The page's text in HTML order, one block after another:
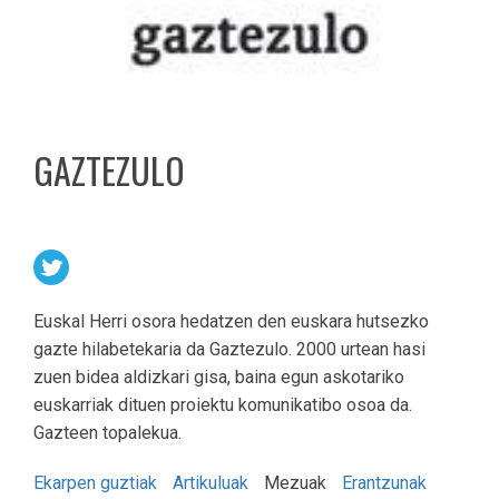
GAZTEZULO
Euskal Herri osora hedatzen den euskara hutsezko
gazte hilabetekaria da Gaztezulo. 2000 urtean hasi
zuen bidea aldizkari gisa, baina egun askotariko
euskarriak dituen proiektu komunikatibo osoa da.
Gazteen topalekua.
Ekarpen guztiak Artikuluak Mezuak Erantzunak